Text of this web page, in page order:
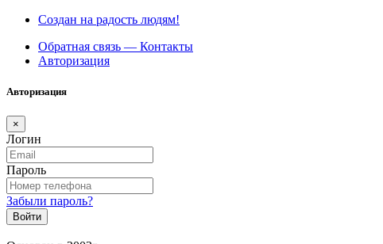
Создан на радость людям!
Обратная связь — Контакты
Авторизация
Авторизация
×
Логин
Пароль
Забыли пароль?
Войти